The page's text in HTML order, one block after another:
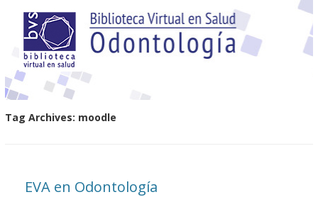
Tag Archives: moodle
EVA en Odontología